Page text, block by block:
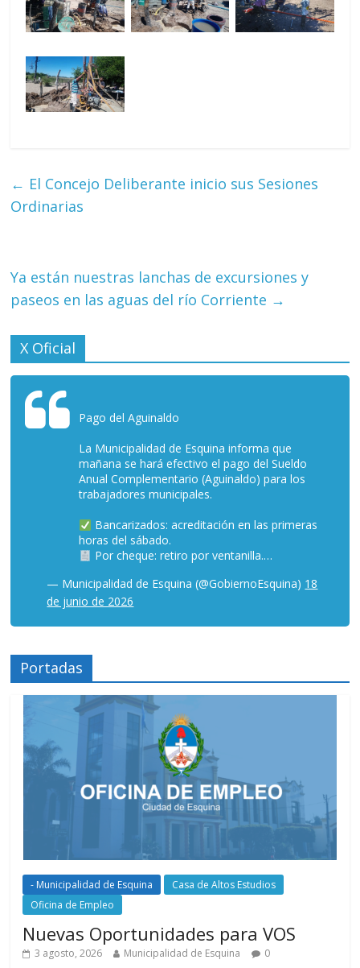
← El Concejo Deliberante inicio sus Sesiones
Ordinarias
Ya están nuestras lanchas de excursiones y
paseos en las aguas del río Corriente →
X Oficial
Pago del Aguinaldo
La Municipalidad de Esquina informa que
mañana se hará efectivo el pago del Sueldo
Anual Complementario (Aguinaldo) para los
trabajadores municipales.
Bancarizados: acreditación en las primeras
horas del sábado.
Por cheque: retiro por ventanilla.…
— Municipalidad de Esquina (@GobiernoEsquina) 18
de junio de 2026
Portadas
- Municipalidad de Esquina
Casa de Altos Estudios
Oficina de Empleo
Nuevas Oportunidades para VOS
3 agosto, 2026 Municipalidad de Esquina 0